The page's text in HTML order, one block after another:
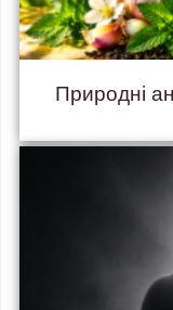
Природні